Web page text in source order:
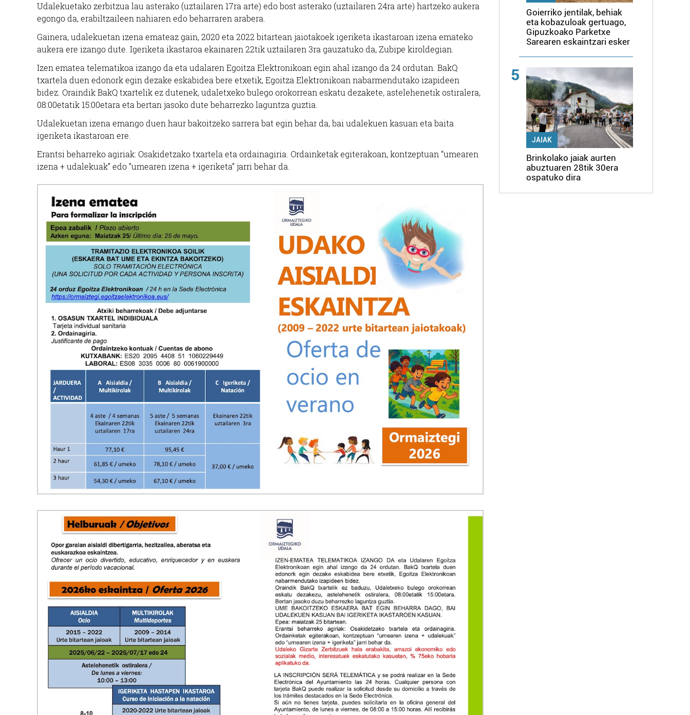
Udalekuetako zerbitzua lau asterako (uztailaren 17ra arte) edo bost asterako (uztailaren 24ra arte) hartzeko aukera
egongo da, erabiltzaileen nahiaren edo beharraren arabera.
Gainera, udalekuetan izena emateaz gain, 2020 eta 2022 bitartean jaiotakoek igeriketa ikastaroan izena emateko
aukera ere izango dute. Igeriketa ikastaroa ekainaren 22tik uztailaren 3ra gauzatuko da, Zubipe kiroldegian.
Izen ematea telematikoa izango da eta udalaren Egoitza Elektronikoan egin ahal izango da 24 ordutan. BakQ
txartela duen edonork egin dezake eskabidea bere etxetik, Egoitza Elektronikoan nabarmendutako izapideen
bidez. Oraindik BakQ txartelik ez dutenek, udaletxeko bulego orokorrean eskatu dezakete, astelehenetik ostiralera,
08:00etatik 15:00etara eta bertan jasoko dute beharrezko laguntza guztia.
Udalekuetan izena emango duen haur bakoitzeko sarrera bat egin behar da, bai udalekuen kasuan eta baita
igeriketa ikastaroan ere.
Erantsi beharreko agiriak: Osakidetzako txartela eta ordainagiria. Ordainketak egiterakoan, kontzeptuan “umearen
izena + udalekuak” edo “umearen izena + igeriketa” jarri behar da.
Goierriko jentilak, behiak
eta kobazuloak gertuago,
Gipuzkoako Parketxe
Sarearen eskaintzari esker
5
JAIAK
Brinkolako jaiak aurten
abuztuaren 28tik 30era
ospatuko dira